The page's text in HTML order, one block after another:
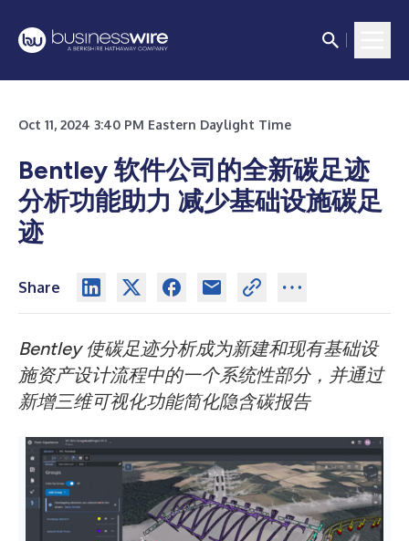
Oct 11, 2024 3:40 PM Eastern Daylight Time
Bentley 软件公司的全新碳足迹
分析功能助力 减少基础设施碳足
迹
Share
Bentley 使碳足迹分析成为新建和现有基础设
施资产设计流程中的一个系统性部分，并通过
新增三维可视化功能简化隐含碳报告